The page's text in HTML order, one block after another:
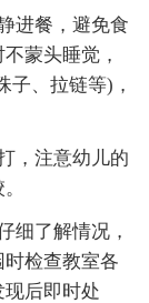
进餐，避免食
蒙头睡觉，
子、拉链等)，
，注意幼儿的
细了解情况，
检查教室各
后即时处